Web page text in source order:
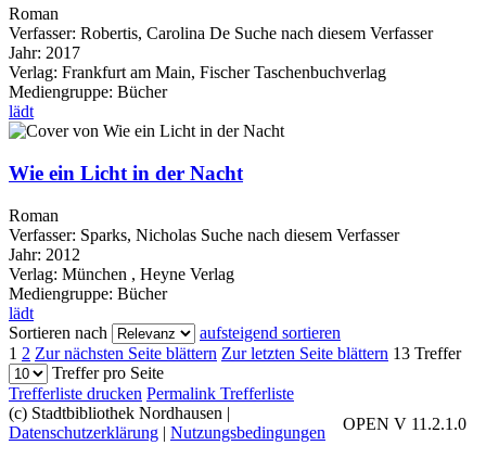
Roman
Verfasser: Robertis, Carolina De Suche nach diesem Verfasser
Jahr: 2017
Verlag: Frankfurt am Main, Fischer Taschenbuchverlag
Mediengruppe: Bücher
lädt
Wie ein Licht in der Nacht
Roman
Verfasser: Sparks, Nicholas Suche nach diesem Verfasser
Jahr: 2012
Verlag: München , Heyne Verlag
Mediengruppe: Bücher
lädt
Sortieren nach
aufsteigend sortieren
1 2 Zur nächsten Seite blättern Zur letzten Seite blättern 13 Treffer
Treffer pro Seite
Trefferliste drucken Permalink Trefferliste
OPEN V 11.2.1.0
(c) Stadtbibliothek Nordhausen |
Datenschutzerklärung | Nutzungsbedingungen